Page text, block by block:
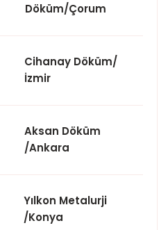
Döküm/Çorum
Cihanay Döküm/
İzmir
Aksan Döküm
/Ankara
Yılkon Metalurji
/Konya